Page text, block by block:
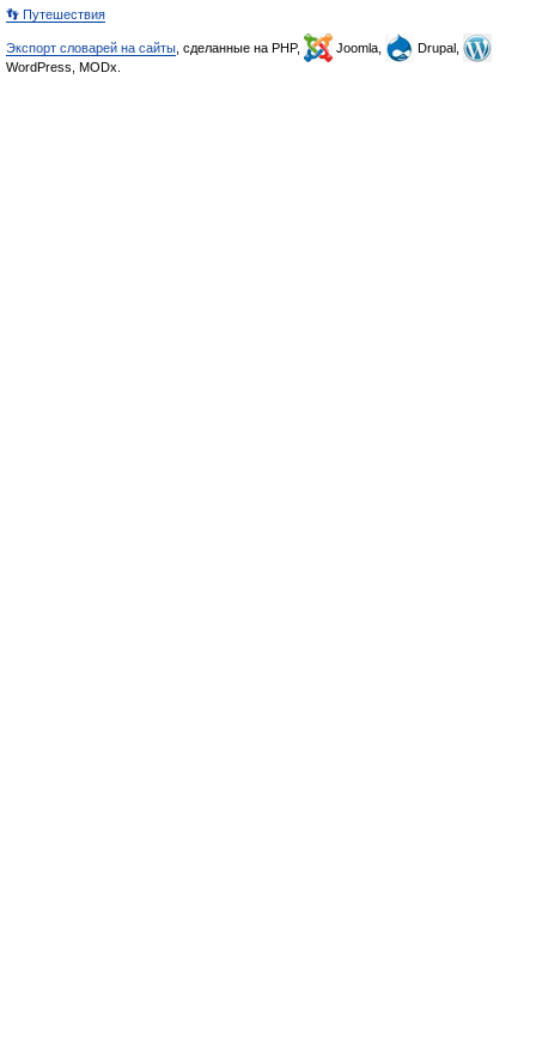
👣 Путешествия
Экспорт словарей на сайты , сделанные на PHP, Joomla,
Drupal,
WordPress, MODx.